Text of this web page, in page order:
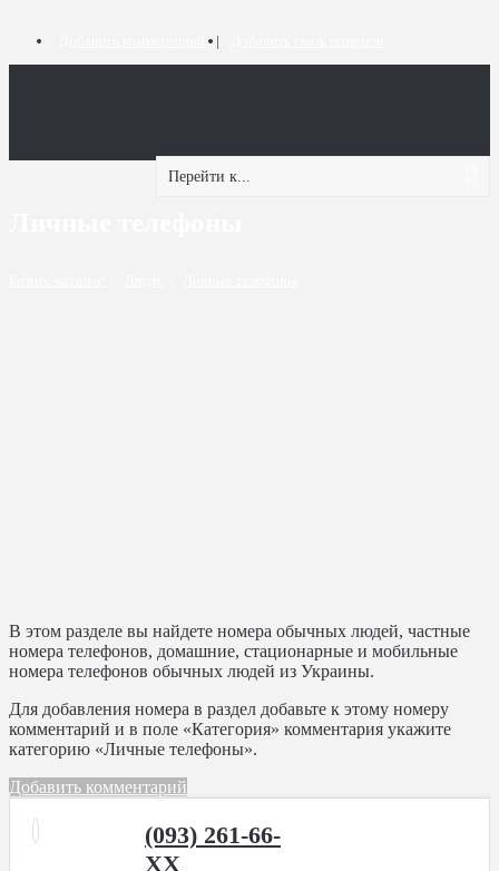
Перейти к...
В этом разделе вы найдете номера обычных людей, частные
номера телефонов, домашние, стационарные и мобильные
номера телефонов обычных людей из Украины.
Для добавления номера в раздел добавьте к этому номеру
комментарий и в поле «Категория» комментария укажите
категорию «Личные телефоны».
Добавить комментарий
(093) 261-66-
XX